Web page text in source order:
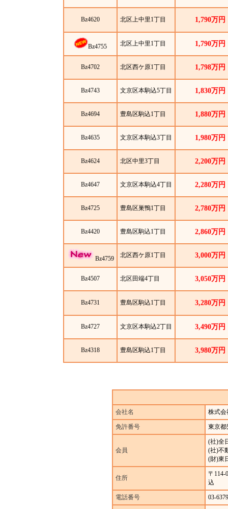
Bz4620 北区上中里1丁目 1,790万円
Bz4755 北区上中里1丁目 1,790万円
Bz4702 北区西ケ原1丁目 1,798万円
Bz4743 文京区本駒込5丁目 1,830万円
Bz4694 豊島区駒込1丁目 1,880万円
Bz4635 文京区本駒込3丁目 1,980万円
Bz4624 北区中里3丁目 2,200万円
Bz4647 文京区本駒込4丁目 2,280万円
Bz4725 豊島区巣鴨1丁目 2,780万円
Bz4420 豊島区駒込1丁目 2,860万円
Bz4759 北区西ケ原1丁目 3,000万円
Bz4507 北区田端4丁目 3,050万円
Bz4731 豊島区駒込1丁目 3,280万円
Bz4727 文京区本駒込2丁目 3,490万円
Bz4318 豊島区駒込1丁目 3,980万円
会社名 株式会
免許番号 東京都
会員
(社)全
(社)不
(財)東
住所
〒114-
込
電話番号 03-